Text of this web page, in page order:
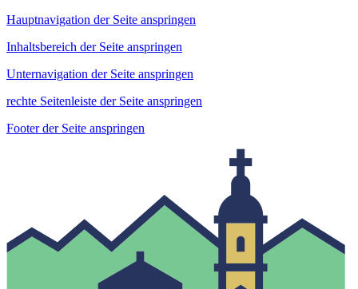
Hauptnavigation der Seite anspringen
Inhaltsbereich der Seite anspringen
Unternavigation der Seite anspringen
rechte Seitenleiste der Seite anspringen
Footer der Seite anspringen